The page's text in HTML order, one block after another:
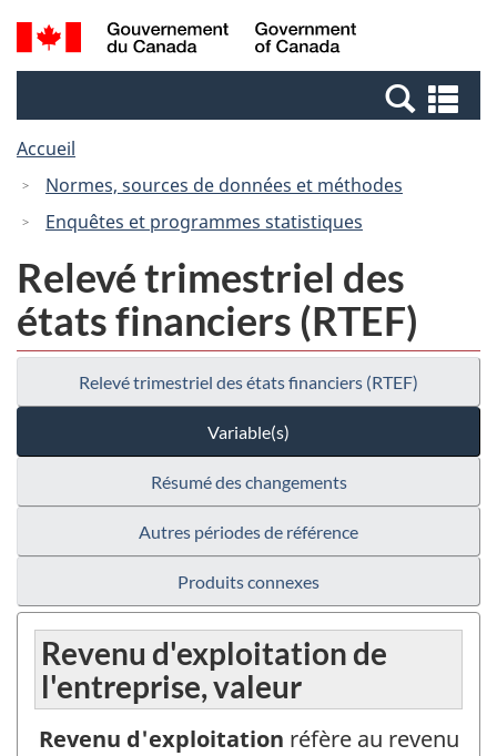
Passer
au
Passer
à
Canada
Recherche
et
et
Accueil
Normes, sources de données et méthodes
Enquêtes et programmes statistiques
Relevé trimestriel des
états financiers (RTEF)
Relevé trimestriel des états financiers (RTEF)
Variable(s)
Résumé des changements
Autres périodes de référence
Produits connexes
Revenu d'exploitation de
l'entreprise, valeur
Revenu d'exploitation réfère au revenu